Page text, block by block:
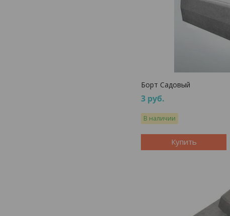
Борт Садовый
3 руб.
В наличии
Купить